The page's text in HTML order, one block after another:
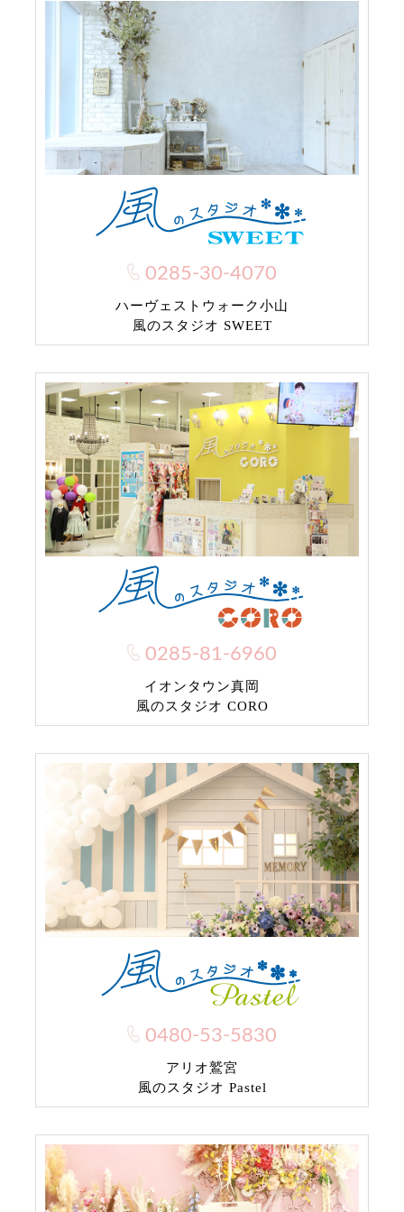
0285-30-4070
ハーヴェストウォーク小山
風のスタジオ SWEET
0285-81-6960
イオンタウン真岡
風のスタジオ CORO
0480-53-5830
アリオ鷲宮
風のスタジオ Pastel